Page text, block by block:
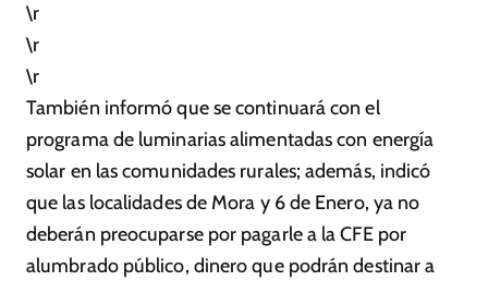
\r
\r
\r
También informó que se continuará con el
programa de luminarias alimentadas con energía
solar en las comunidades rurales; además, indicó
que las localidades de Mora y 6 de Enero, ya no
deberán preocuparse por pagarle a la CFE por
alumbrado público, dinero que podrán destinar a